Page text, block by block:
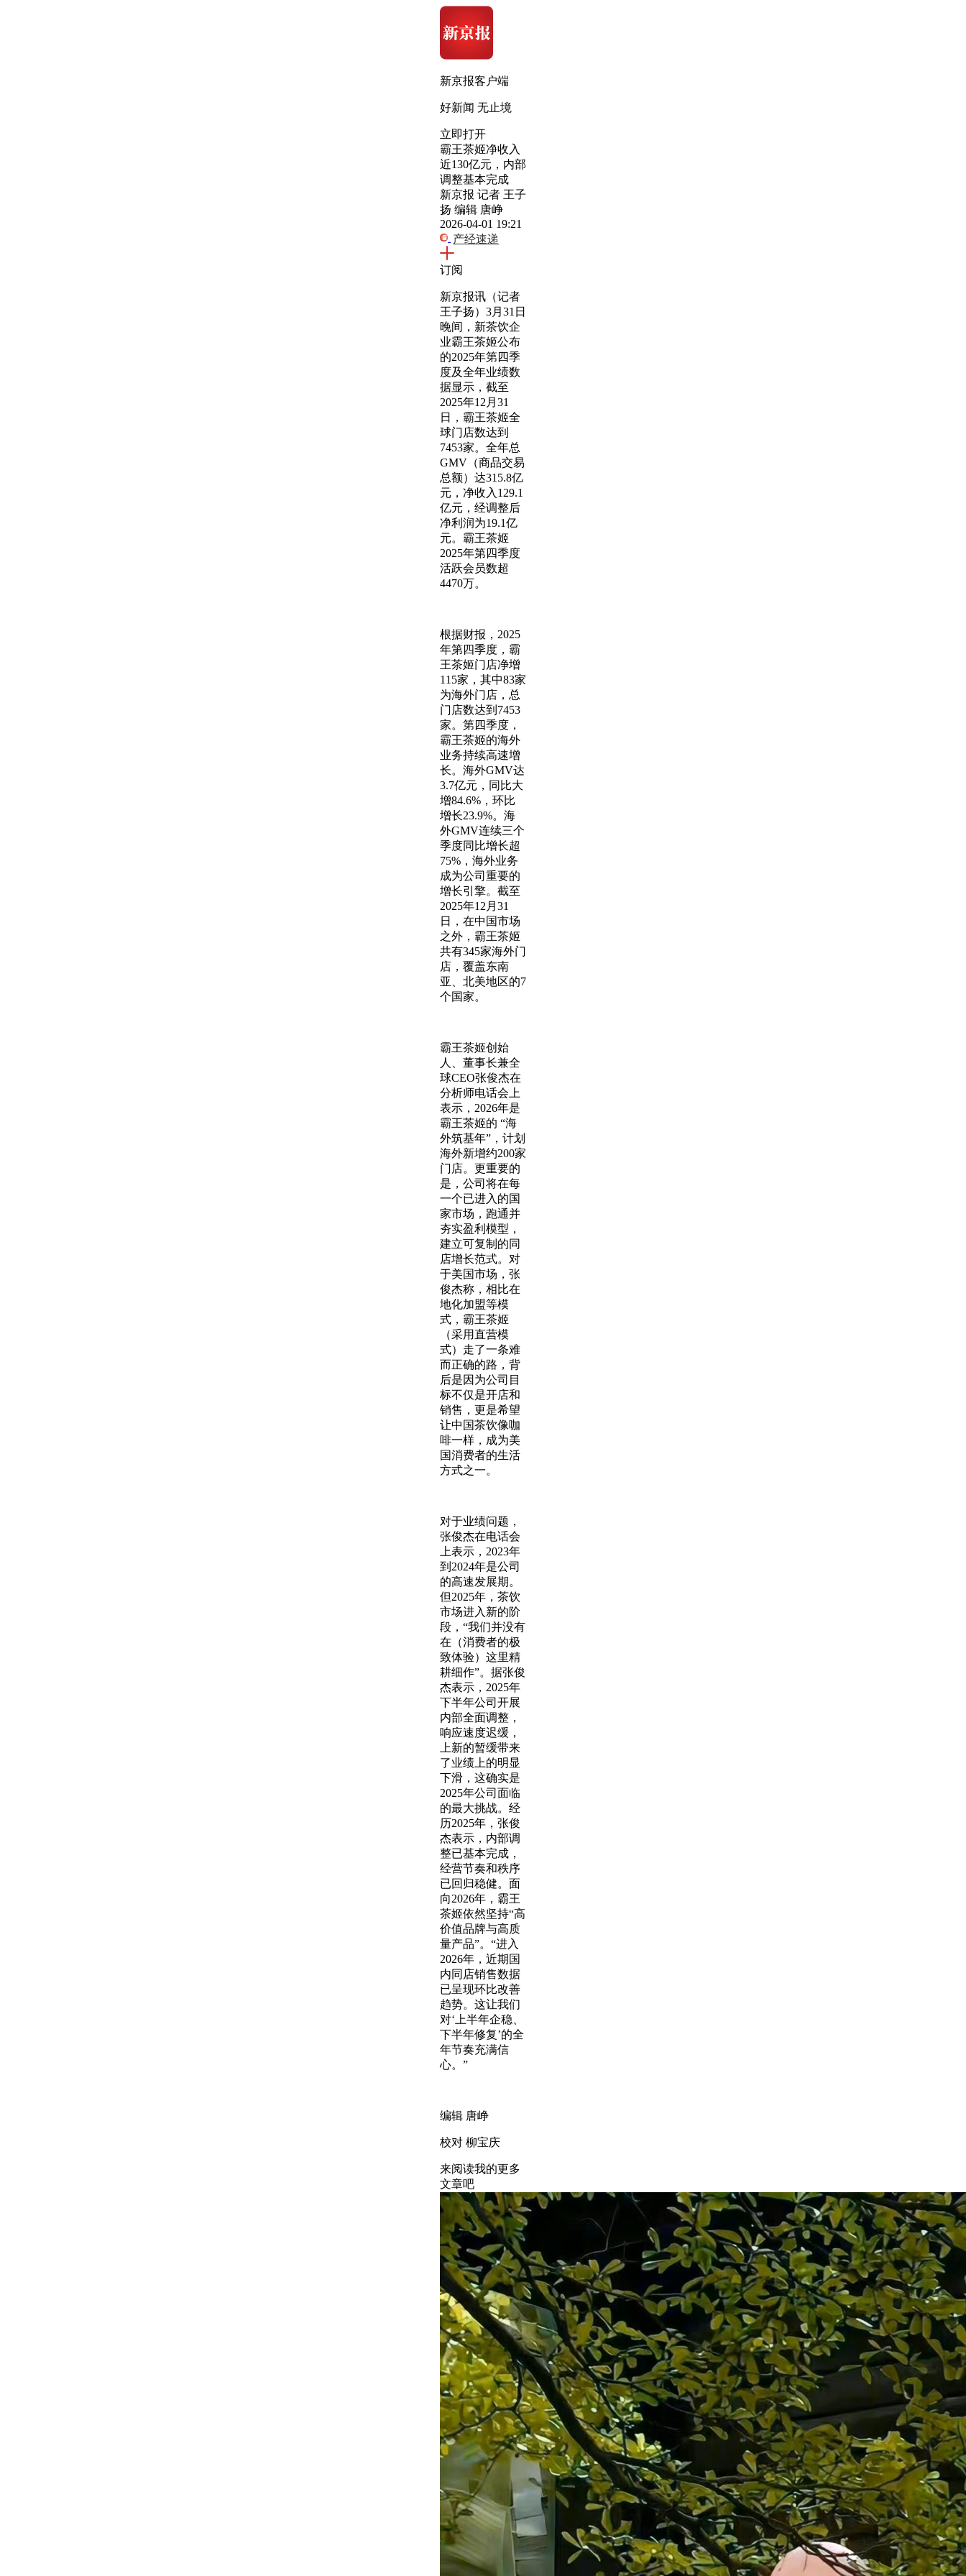
新京报客户端
好新闻 无止境
立即打开
霸王茶姬净收入
近130亿元，内部
调整基本完成
新京报 记者 王子
扬 编辑 唐峥
2026-04-01 19:21
产经速递
订阅
新京报讯（记者
王子扬）3月31日
晚间，新茶饮企
业霸王茶姬公布
的2025年第四季
度及全年业绩数
据显示，截至
2025年12月31
日，霸王茶姬全
球门店数达到
7453家。全年总
GMV（商品交易
总额）达315.8亿
元，净收入129.1
亿元，经调整后
净利润为19.1亿
元。霸王茶姬
2025年第四季度
活跃会员数超
4470万。
根据财报，2025
年第四季度，霸
王茶姬门店净增
115家，其中83家
为海外门店，总
门店数达到7453
家。第四季度，
霸王茶姬的海外
业务持续高速增
长。海外GMV达
3.7亿元，同比大
增84.6%，环比
增长23.9%。海
外GMV连续三个
季度同比增长超
75%，海外业务
成为公司重要的
增长引擎。截至
2025年12月31
日，在中国市场
之外，霸王茶姬
共有345家海外门
店，覆盖东南
亚、北美地区的7
个国家。
霸王茶姬创始
人、董事长兼全
球CEO张俊杰在
分析师电话会上
表示，2026年是
霸王茶姬的 “海
外筑基年”，计划
海外新增约200家
门店。更重要的
是，公司将在每
一个已进入的国
家市场，跑通并
夯实盈利模型，
建立可复制的同
店增长范式。对
于美国市场，张
俊杰称，相比在
地化加盟等模
式，霸王茶姬
（采用直营模
式）走了一条难
而正确的路，背
后是因为公司目
标不仅是开店和
销售，更是希望
让中国茶饮像咖
啡一样，成为美
国消费者的生活
方式之一。
对于业绩问题，
张俊杰在电话会
上表示，2023年
到2024年是公司
的高速发展期。
但2025年，茶饮
市场进入新的阶
段，“我们并没有
在（消费者的极
致体验）这里精
耕细作”。据张俊
杰表示，2025年
下半年公司开展
内部全面调整，
响应速度迟缓，
上新的暂缓带来
了业绩上的明显
下滑，这确实是
2025年公司面临
的最大挑战。经
历2025年，张俊
杰表示，内部调
整已基本完成，
经营节奏和秩序
已回归稳健。面
向2026年，霸王
茶姬依然坚持“高
价值品牌与高质
量产品”。“进入
2026年，近期国
内同店销售数据
已呈现环比改善
趋势。这让我们
对‘上半年企稳、
下半年修复’的全
年节奏充满信
心。”
编辑 唐峥
校对 柳宝庆
来阅读我的更多
文章吧